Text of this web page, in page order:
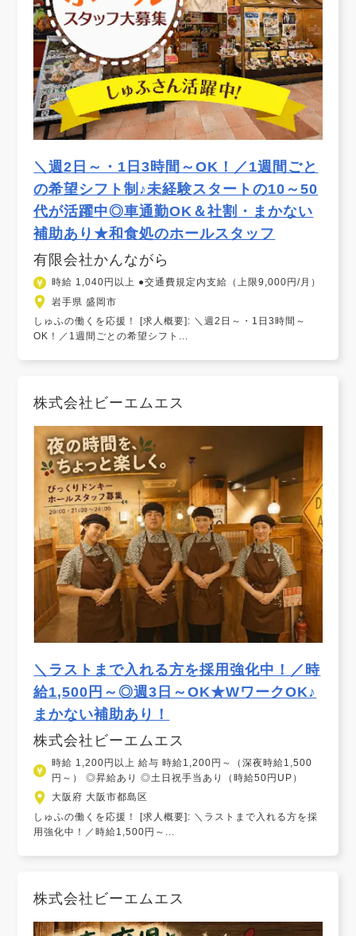
＼週2日～・1日3時間～OK！／1週間ごと
の希望シフト制♪未経験スタートの10～50
代が活躍中◎車通勤OK＆社割・まかない
補助あり★和食処のホールスタッフ
有限会社かんながら
時給 1,040円以上 ●交通費規定内支給（上限9,000円/月）
岩手県 盛岡市
しゅふの働くを応援！ [求人概要]: ＼週2日～・1日3時間～
OK！／1週間ごとの希望シフト...
株式会社ビーエムエス
＼ラストまで入れる方を採用強化中！／時
給1,500円～◎週3日～OK★WワークOK♪
まかない補助あり！
株式会社ビーエムエス
時給 1,200円以上 給与 時給1,200円～（深夜時給1,500
円～） ◎昇給あり ◎土日祝手当あり（時給50円UP）
大阪府 大阪市都島区
しゅふの働くを応援！ [求人概要]: ＼ラストまで入れる方を採
用強化中！／時給1,500円～...
株式会社ビーエムエス